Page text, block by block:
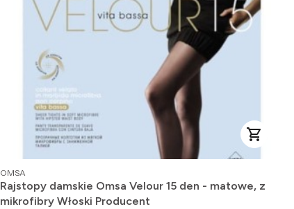
PRODUCENT
OMSA
Rajstopy damskie Omsa Velour 15 den - matowe, z
mikrofibry Włoski Producent